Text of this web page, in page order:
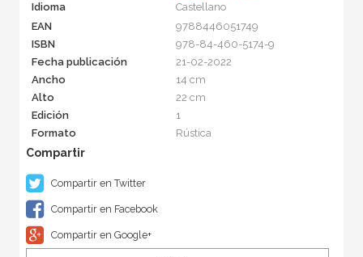
Idioma
Castellano
EAN
9788446051749
ISBN
978-84-460-5174-9
Fecha publicación
21-02-2022
Ancho
14 cm
Alto
22 cm
Edición
1
Formato
Rústica
Compartir en Twitter
Compartir en Facebook
Compartir en Google+